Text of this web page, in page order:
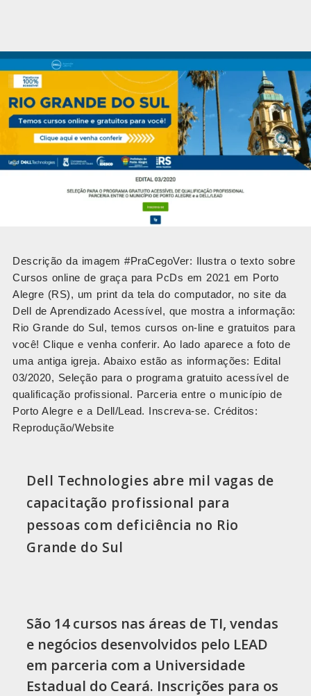
Descrição da imagem #PraCegoVer: Ilustra o texto sobre
Cursos online de graça para PcDs em 2021 em Porto
Alegre (RS), um print da tela do computador, no site da
Dell de Aprendizado Acessível, que mostra a informação:
Rio Grande do Sul, temos cursos on-line e gratuitos para
você! Clique e venha conferir. Ao lado aparece a foto de
uma antiga igreja. Abaixo estão as informações: Edital
03/2020, Seleção para o programa gratuito acessível de
qualificação profissional. Parceria entre o município de
Porto Alegre e a Dell/Lead. Inscreva-se. Créditos:
Reprodução/Website
Dell Technologies abre mil vagas de
capacitação profissional para
pessoas com deficiência no Rio
Grande do Sul
São 14 cursos nas áreas de TI, vendas
e negócios desenvolvidos pelo LEAD
em parceria com a Universidade
Estadual do Ceará. Inscrições para os